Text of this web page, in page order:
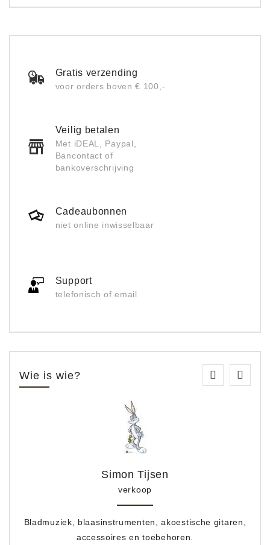
Gratis verzending
voor orders boven € 100,-
Veilig betalen
Met iDEAL, Paypal,
Bancontact of
bankoverschrijving
Cadeaubonnen
niet online inwisselbaar
Support
telefonisch of email
Wie is wie?
Simon Tijsen
verkoop
Bladmuziek, blaasinstrumenten, akoestische gitaren,
accessoires en toebehoren.